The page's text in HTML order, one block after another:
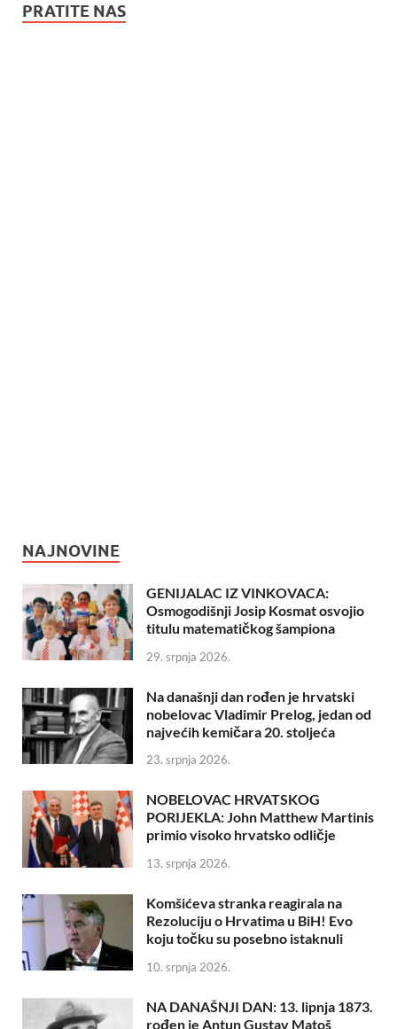
PRATITE NAS
NAJNOVINE
GENIJALAC IZ VINKOVACA:
Osmogodišnji Josip Kosmat osvojio
titulu matematičkog šampiona
29. srpnja 2026.
Na današnji dan rođen je hrvatski
nobelovac Vladimir Prelog, jedan od
najvećih kemičara 20. stoljeća
23. srpnja 2026.
NOBELOVAC HRVATSKOG
PORIJEKLA: John Matthew Martinis
primio visoko hrvatsko odličje
13. srpnja 2026.
Komšićeva stranka reagirala na
Rezoluciju o Hrvatima u BiH! Evo
koju točku su posebno istaknuli
10. srpnja 2026.
NA DANAŠNJI DAN: 13. lipnja 1873.
rođen je Antun Gustav Matoš